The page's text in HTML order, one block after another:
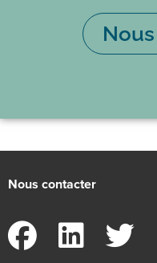
Nous contacter